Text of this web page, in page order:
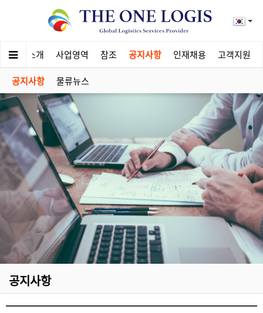
회사소개 사업영역 참조 공지사항 인재채용 고객지원
공지사항 물류뉴스
공지사항